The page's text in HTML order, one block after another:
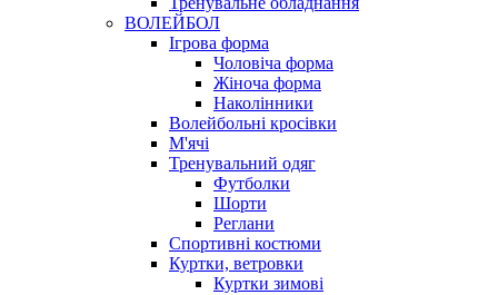
ВОЛЕЙБОЛ
Ігрова форма
Чоловіча форма
Жіноча форма
Наколінники
Волейбольні кросівки
М'ячі
Тренувальний одяг
Футболки
Шорти
Реглани
Спортивні костюми
Куртки, ветровки
Куртки зимові